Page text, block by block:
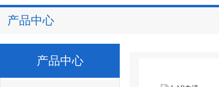
产品中心
产品中心